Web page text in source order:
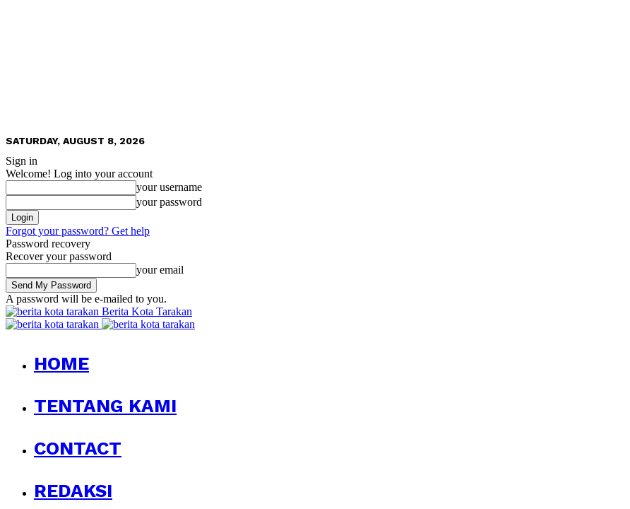
SATURDAY, AUGUST 8, 2026
Sign in
Welcome! Log into your account
your username
your password
Forgot your password? Get help
Password recovery
Recover your password
your email
A password will be e-mailed to you.
Berita Kota Tarakan
HOME
TENTANG KAMI
CONTACT
REDAKSI